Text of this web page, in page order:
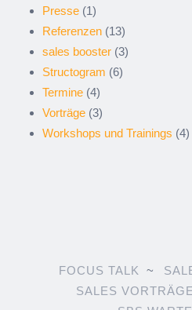
Presse (1)
Referenzen (13)
sales booster (3)
Structogram (6)
Termine (4)
Vorträge (3)
Workshops und Trainings (4)
FOCUS TALK
SALES VORTRÄGE